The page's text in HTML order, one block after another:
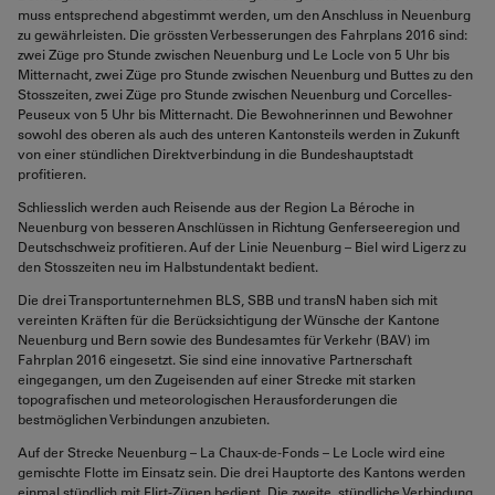
muss entsprechend abgestimmt werden, um den Anschluss in Neuenburg
zu gewährleisten. Die grössten Verbesserungen des Fahrplans 2016 sind:
zwei Züge pro Stunde zwischen Neuenburg und Le Locle von 5 Uhr bis
Mitternacht, zwei Züge pro Stunde zwischen Neuenburg und Buttes zu den
Stosszeiten, zwei Züge pro Stunde zwischen Neuenburg und Corcelles-
Peuseux von 5 Uhr bis Mitternacht. Die Bewohnerinnen und Bewohner
sowohl des oberen als auch des unteren Kantonsteils werden in Zukunft
von einer stündlichen Direktverbindung in die Bundeshauptstadt
profitieren.
Schliesslich werden auch Reisende aus der Region La Béroche in
Neuenburg von besseren Anschlüssen in Richtung Genferseeregion und
Deutschschweiz profitieren. Auf der Linie Neuenburg – Biel wird Ligerz zu
den Stosszeiten neu im Halbstundentakt bedient.
Die drei Transportunternehmen BLS, SBB und transN haben sich mit
vereinten Kräften für die Berücksichtigung der Wünsche der Kantone
Neuenburg und Bern sowie des Bundesamtes für Verkehr (BAV) im
Fahrplan 2016 eingesetzt. Sie sind eine innovative Partnerschaft
eingegangen, um den Zugeisenden auf einer Strecke mit starken
topografischen und meteorologischen Herausforderungen die
bestmöglichen Verbindungen anzubieten.
Auf der Strecke Neuenburg – La Chaux-de-Fonds – Le Locle wird eine
gemischte Flotte im Einsatz sein. Die drei Hauptorte des Kantons werden